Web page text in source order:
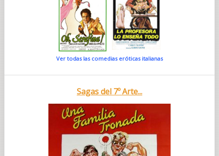
Ver todas las comedias eróticas italianas
Sagas del 7º Arte...